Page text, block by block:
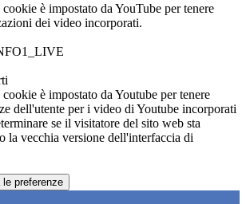
cookie è impostato da YouTube per tenere
dei video incorporati.
cookie è impostato da Youtube per tenere
dell'utente per i video di Youtube incorporati
se il visitatore del sito web sta
la vecchia versione dell'interfaccia di
le preferenze